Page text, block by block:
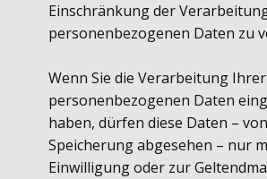
Einschränkung der
personenbezogenen Daten zu
Wenn Sie die Verarbeitung Ihrer
personenbezogenen Daten
haben, dürfen diese Daten –
Speicherung abgesehen – nur
Einwilligung oder zur